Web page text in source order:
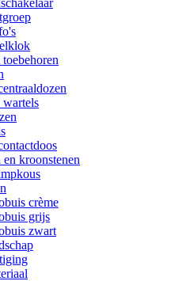
wartels
kroonstenen
crème
grijs
zwart